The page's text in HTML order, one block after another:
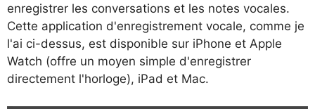
enregistrer les conversations et les notes vocales.
Cette application d'enregistrement vocale, comme je
l'ai ci-dessus, est disponible sur iPhone et Apple
Watch (offre un moyen simple d'enregistrer
directement l'horloge), iPad et Mac.